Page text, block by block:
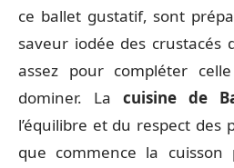
ce ballet gustatif, sont
saveur iodée des crustacés
assez pour compléter
dominer. La cuisine de
l’équilibre et du respect des
que commence la